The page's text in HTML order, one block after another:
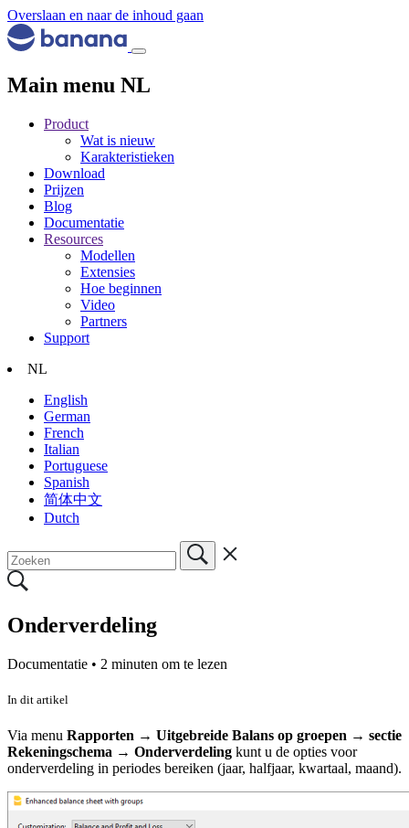
Overslaan en naar de inhoud gaan
Main menu NL
Product
Wat is nieuw
Karakteristieken
Download
Prijzen
Blog
Documentatie
Resources
Modellen
Extensies
Hoe beginnen
Video
Partners
Support
NL
English
German
French
Italian
Portuguese
Spanish
简体中文
Dutch
Onderverdeling
Documentatie • 2 minuten om te lezen
In dit artikel
Via menu Rapporten → Uitgebreide Balans op groepen → sectie
Rekeningschema → Onderverdeling kunt u de opties voor
onderverdeling in periodes bereiken (jaar, halfjaar, kwartaal, maand).